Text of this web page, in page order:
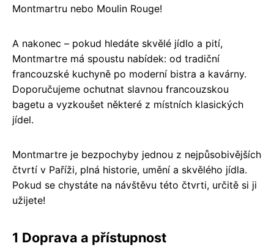
Montmartru nebo Moulin Rouge!
A nakonec – pokud hledáte skvělé jídlo a pití,
Montmartre má spoustu nabídek: od tradiční
francouzské kuchyně po moderní bistra a kavárny.
Doporučujeme ochutnat slavnou francouzskou
bagetu a vyzkoušet některé z místních klasických
jídel.
Montmartre je bezpochyby jednou z nejpůsobivějších
čtvrtí v Paříži, plná historie, umění a skvělého jídla.
Pokud se chystáte na návštěvu této čtvrti, určitě si ji
užijete!
1 Doprava a přístupnost